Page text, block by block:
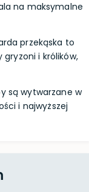
na maksymalne
przekąska to
i królików,
są wytwarzane w
i najwyższej